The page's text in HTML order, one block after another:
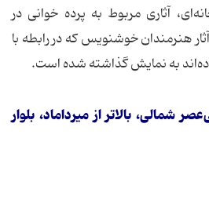
آثاری مربوط به پرده خوانی در
هنرمندان خوشنویس كه در رابطه با
به نمایش گذاشته شده است.
شمالی‌، بالاتر از میرداماد، بلوار